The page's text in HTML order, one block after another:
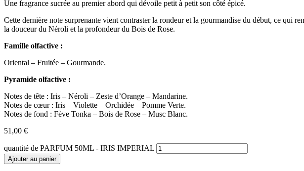
Une fragrance sucrée au premier abord qui dévoile petit à petit son côté épicé.
Cette dernière note surprenante vient contraster la rondeur et la gourmandise du début, ce qui
la douceur du Néroli et la profondeur du Bois de Rose.
Famille olfactive :
Oriental – Fruitée – Gourmande.
Pyramide olfactive :
Notes de tête : Iris – Néroli – Zeste d’Orange – Mandarine.
Notes de cœur : Iris – Violette – Orchidée – Pomme Verte.
Notes de fond : Fève Tonka – Bois de Rose – Musc Blanc.
51,00 €
quantité de PARFUM 50ML - IRIS IMPERIAL
Ajouter au panier